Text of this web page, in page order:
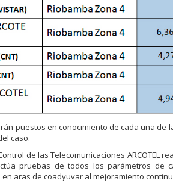
puestos en conocimiento de cada una
caso.
de las Telecomunicaciones
pruebas de todos los parámetros de
aras de coadyuvar al mejoramiento